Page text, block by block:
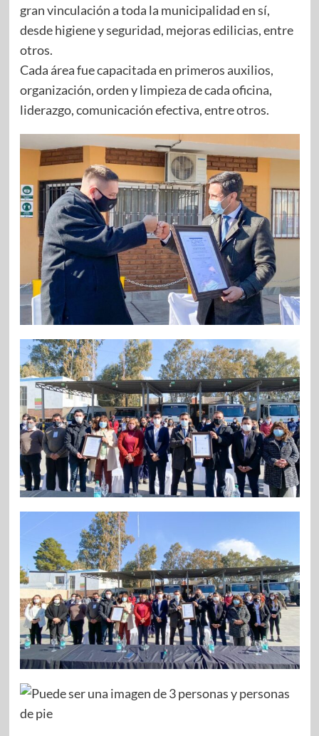
gran vinculación a toda la municipalidad en sí,
desde higiene y seguridad, mejoras edilicias, entre
otros.
Cada área fue capacitada en primeros auxilios,
organización, orden y limpieza de cada oficina,
liderazgo, comunicación efectiva, entre otros.